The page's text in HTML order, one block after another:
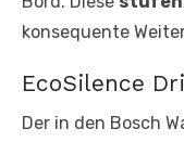
konsequente
EcoSilence
Der in den Bosch